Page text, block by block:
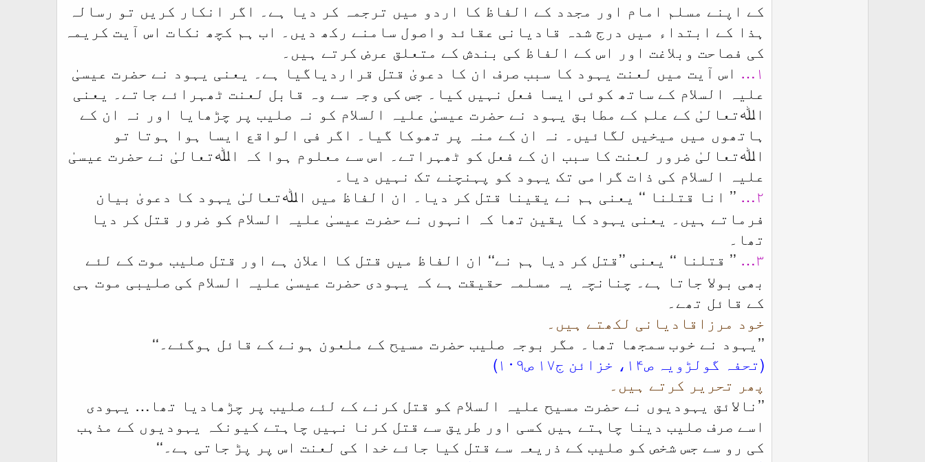
کے اپنے مسلم امام اور مجدد کے الفاظ کا اردو میں ترجمہ کر دیا ہے۔ اگر انکار کریں تو رسالہ
ہذا کے ابتداء میں درج شدہ قادیانی عقائد واصول سامنے رکھ دیں۔ اب ہم کچھ نکات اس آیت کریمہ
کی فصاحت وبلاغت اور اس کے الفاظ کی بندش کے متعلق عرض کرتے ہیں۔
۱…
اس آیت میں لعنت یہود کا سبب صرف ان کا دعویٰ قتل قراردیاگیا ہے۔ یعنی یہود نے حضرت عیسیٰ
علیہ السلام کے ساتھ کوئی ایسا فعل نہیں کیا۔ جس کی وجہ سے وہ قابل لعنت ٹھہرائے جاتے۔ یعنی
اﷲتعالیٰ کے علم کے مطابق یہود نے حضرت عیسیٰ علیہ السلام کو نہ صلیب پر چڑھایا اور نہ ان کے
ہاتھوں میں میخیں لگائیں۔ نہ ان کے منہ پر تھوکا گیا۔ اگر فی الواقع ایسا ہوا ہوتا تو
اﷲتعالیٰ ضرور لعنت کا سبب ان کے فعل کو ٹھہراتے۔ اس سے معلوم ہوا کہ اﷲتعالیٰ نے حضرت عیسیٰ
علیہ السلام کی ذات گرامی تک یہود کو پہنچنے تک نہیں دیا۔
۲…
’’ انا قتلنا ‘‘ یعنی ہم نے یقینا قتل کر دیا۔ ان الفاظ میں اﷲتعالیٰ یہود کا دعویٰ بیان
فرماتے ہیں۔ یعنی یہود کا یقین تھا کہ انہوں نے حضرت عیسیٰ علیہ السلام کو ضرور قتل کر دیا
تھا۔
۳…
’’ قتلنا ‘‘ یعنی ’’قتل کر دیا ہم نے‘‘ ان الفاظ میں قتل کا اعلان ہے اور قتل صلیب موت کے لئے
بھی بولا جاتا ہے۔ چنانچہ یہ مسلمہ حقیقت ہے کہ یہودی حضرت عیسیٰ علیہ السلام کی صلیبی موت ہی
کے قائل تھے۔
خود مرزاقادیانی لکھتے ہیں۔
’’ یہود نے خوب سمجھا تھا۔ مگر بوجہ صلیب حضرت مسیح کے ملعون ہونے کے قائل ہوگئے۔ ‘‘
(تحفہ گولڑویہ ص۱۴، خزائن ج۱۷ ص۱۰۹)
پھر تحریر کرتے ہیں۔
’’نالائق یہودیوں نے حضرت مسیح علیہ السلام کو قتل کرنے کے لئے صلیب پر چڑھادیا تھا… یہودی
اسے صرف صلیب دینا چاہتے ہیں کسی اور طریق سے قتل کرنا نہیں چاہتے کیونکہ یہودیوں کے مذہب
کی رو سے جس شخص کو صلیب کے ذریعہ سے قتل کیا جائے خدا کی لعنت اس پر پڑ جاتی ہے۔ ‘‘